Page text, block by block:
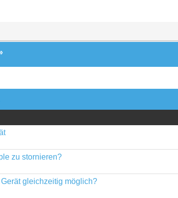
zu stornieren?
gleichzeitig möglich?